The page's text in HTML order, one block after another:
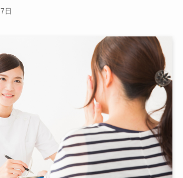
日